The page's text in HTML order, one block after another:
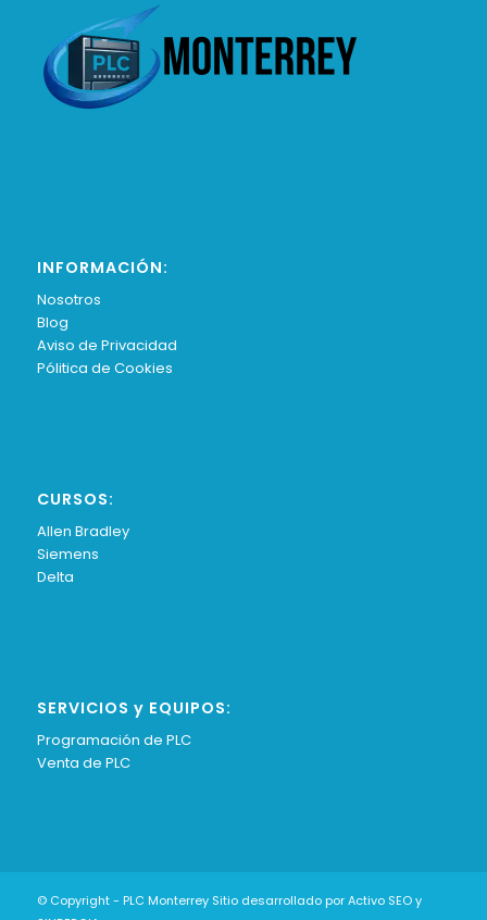
INFORMACIÓN:
Nosotros
Blog
Aviso de Privacidad
Pólitica de Cookies
CURSOS:
Allen Bradley
Siemens
Delta
SERVICIOS y EQUIPOS:
Programación de PLC
Venta de PLC
© Copyright - PLC Monterrey Sitio desarrollado por Activo SEOy